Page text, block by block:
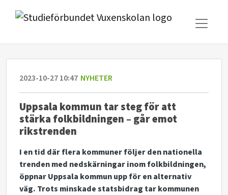
2023-10-27 10:47 NYHETER
Uppsala kommun tar steg för att
stärka folkbildningen – går emot
rikstrenden
I en tid där flera kommuner följer den nationella
trenden med nedskärningar inom folkbildningen,
öppnar Uppsala kommun upp för en alternativ
väg. Trots minskade statsbidrag tar kommunen